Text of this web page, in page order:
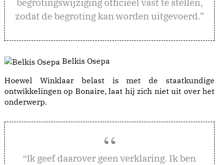
zodat de begroting kan worden uitgevoerd.”
Belkis Osepa
Hoewel Winklaar belast is met de staatkundige
ontwikkelingen op Bonaire, laat hij zich niet uit over het
onderwerp.
“Ik geef daarover geen verklaring. Ik ben